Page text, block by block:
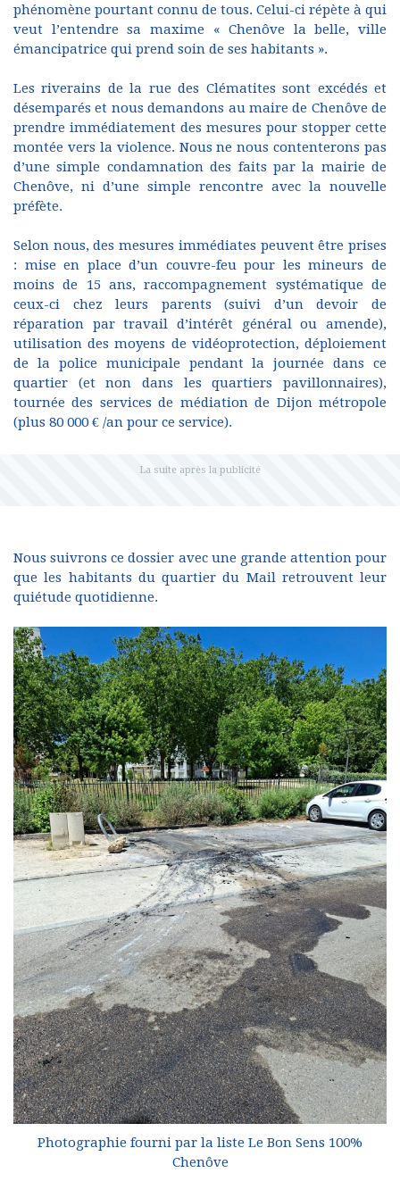
phénomène pourtant connu de tous. Celui-ci répète à qui
veut l’entendre sa maxime « Chenôve la belle, ville
émancipatrice qui prend soin de ses habitants ».
Les riverains de la rue des Clématites sont excédés et
désemparés et nous demandons au maire de Chenôve de
prendre immédiatement des mesures pour stopper cette
montée vers la violence. Nous ne nous contenterons pas
d’une simple condamnation des faits par la mairie de
Chenôve, ni d’une simple rencontre avec la nouvelle
préfète.
Selon nous, des mesures immédiates peuvent être prises
: mise en place d’un couvre-feu pour les mineurs de
moins de 15 ans, raccompagnement systématique de
ceux-ci chez leurs parents (suivi d’un devoir de
réparation par travail d’intérêt général ou amende),
utilisation des moyens de vidéoprotection, déploiement
de la police municipale pendant la journée dans ce
quartier (et non dans les quartiers pavillonnaires),
tournée des services de médiation de Dijon métropole
(plus 80 000 € /an pour ce service).
Nous suivrons ce dossier avec une grande attention pour
que les habitants du quartier du Mail retrouvent leur
quiétude quotidienne.
Photographie fourni par la liste Le Bon Sens 100%
Chenôve